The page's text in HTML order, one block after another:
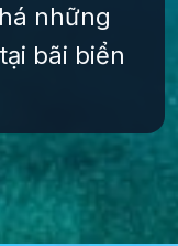
những
bãi biển